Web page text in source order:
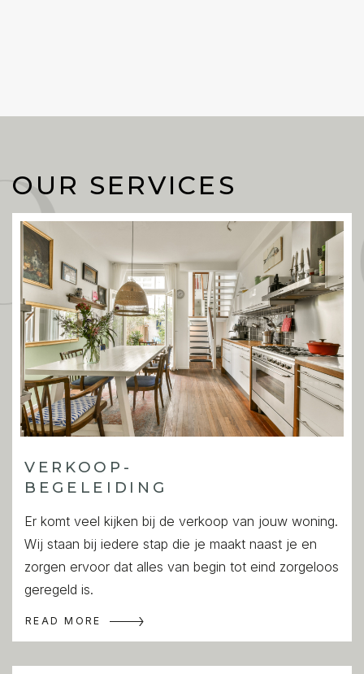
OUR SERVICES
VERKOOP-
BEGELEIDING
Er komt veel kijken bij de verkoop van jouw woning.
Wij staan bij iedere stap die je maakt naast je en
zorgen ervoor dat alles van begin tot eind zorgeloos
geregeld is.
READ MORE